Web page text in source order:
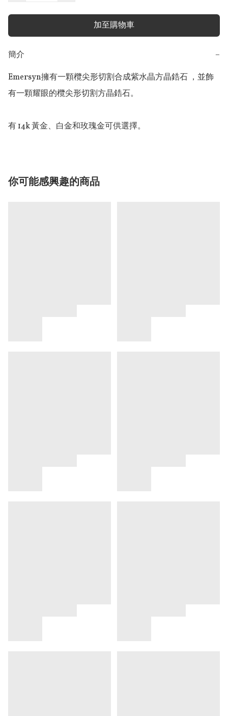
加至購物車
簡介
−
Emersyn擁有一顆欖尖形切割合成紫水晶方晶鋯石 ，並飾
有一顆耀眼的欖尖形切割方晶鋯石。
有 14k 黃金、白金和玫瑰金可供選擇。
你可能感興趣的商品